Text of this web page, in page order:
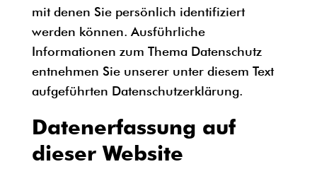
mit denen Sie persönlich identifiziert
werden können. Ausführliche
Informationen zum Thema Datenschutz
entnehmen Sie unserer unter diesem Text
aufgeführten Datenschutzerklärung.
Datenerfassung auf
dieser Website